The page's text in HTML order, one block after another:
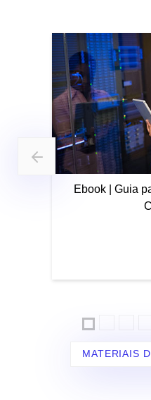
Ebook | Guia
MATERIAIS